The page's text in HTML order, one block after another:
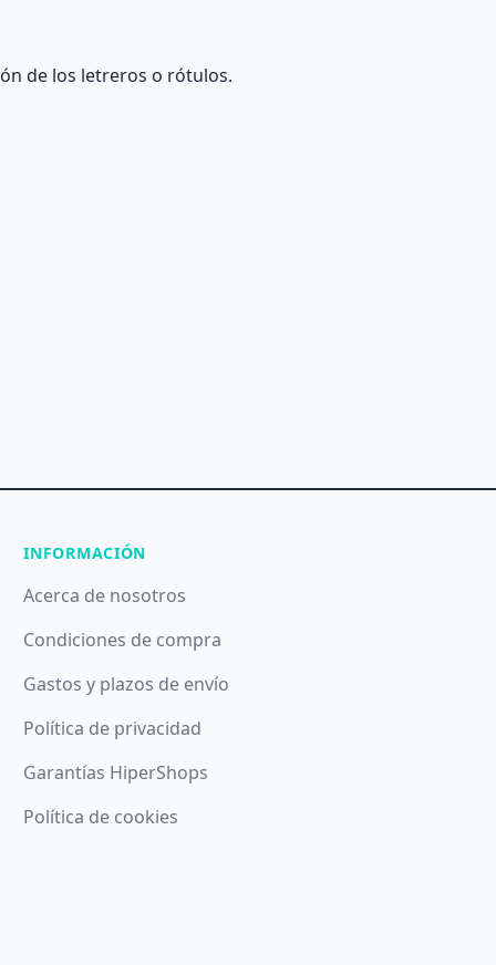
de los letreros o rótulos.
INFORMACIÓN
Acerca de nosotros
Condiciones de compra
Gastos y plazos de envío
Política de privacidad
Garantías HiperShops
Política de cookies